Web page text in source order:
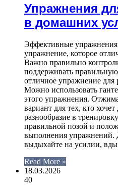
Упражнения
в домашних
Эффективные
упражнение, которое
Важно правильно
поддерживать
отличное упражнение
Можно использовать
этого упражнения.
вариант для тех, кто
разнообразие в
правильной позой и
выполнения упражнений.
выдыхайте на усилии,
Read More »
18.03.2026
40